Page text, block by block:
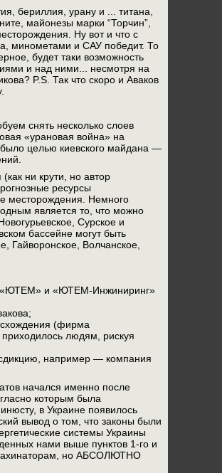
бериллия, урану и ... титана,
майонезы марки “Торчин”,
Ну вот и что с
минометами и САУ победит. То
будет таки возможность
и над ними... несмотря на
P.S. Так что скоро и Аваков
снять несколько слоев
«урановая война» на
целью киевского майдана —
ни крути, но автор
ресурсы
месторождения. Немного
является то, что можно
Сурское и
бассейне могут быть
Гайворонское, Волчанское,
«ЮТЕМ» и «ЮТЕМ-Инжиниринг»
(фирма
приходилось людям, рискуя
например — компания
начался именно после
которым была
в Украине появилось
вывод о том, что законы были
системы Украины
нами выше пунктов 1-го и
махинаторам, но АБСОЛЮТНО